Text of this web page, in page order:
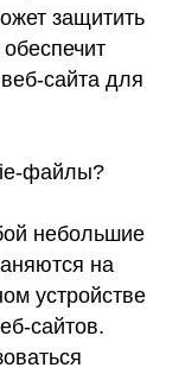
защитить
сайта для
файлы?
небольшие
на
устройстве
сайтов.